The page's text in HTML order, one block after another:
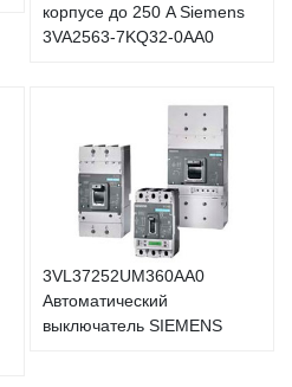
корпусе до 250 A Siemens
3VA2563-7KQ32-0AA0
3VL37252UM360AA0
Автоматический
выключатель SIEMENS